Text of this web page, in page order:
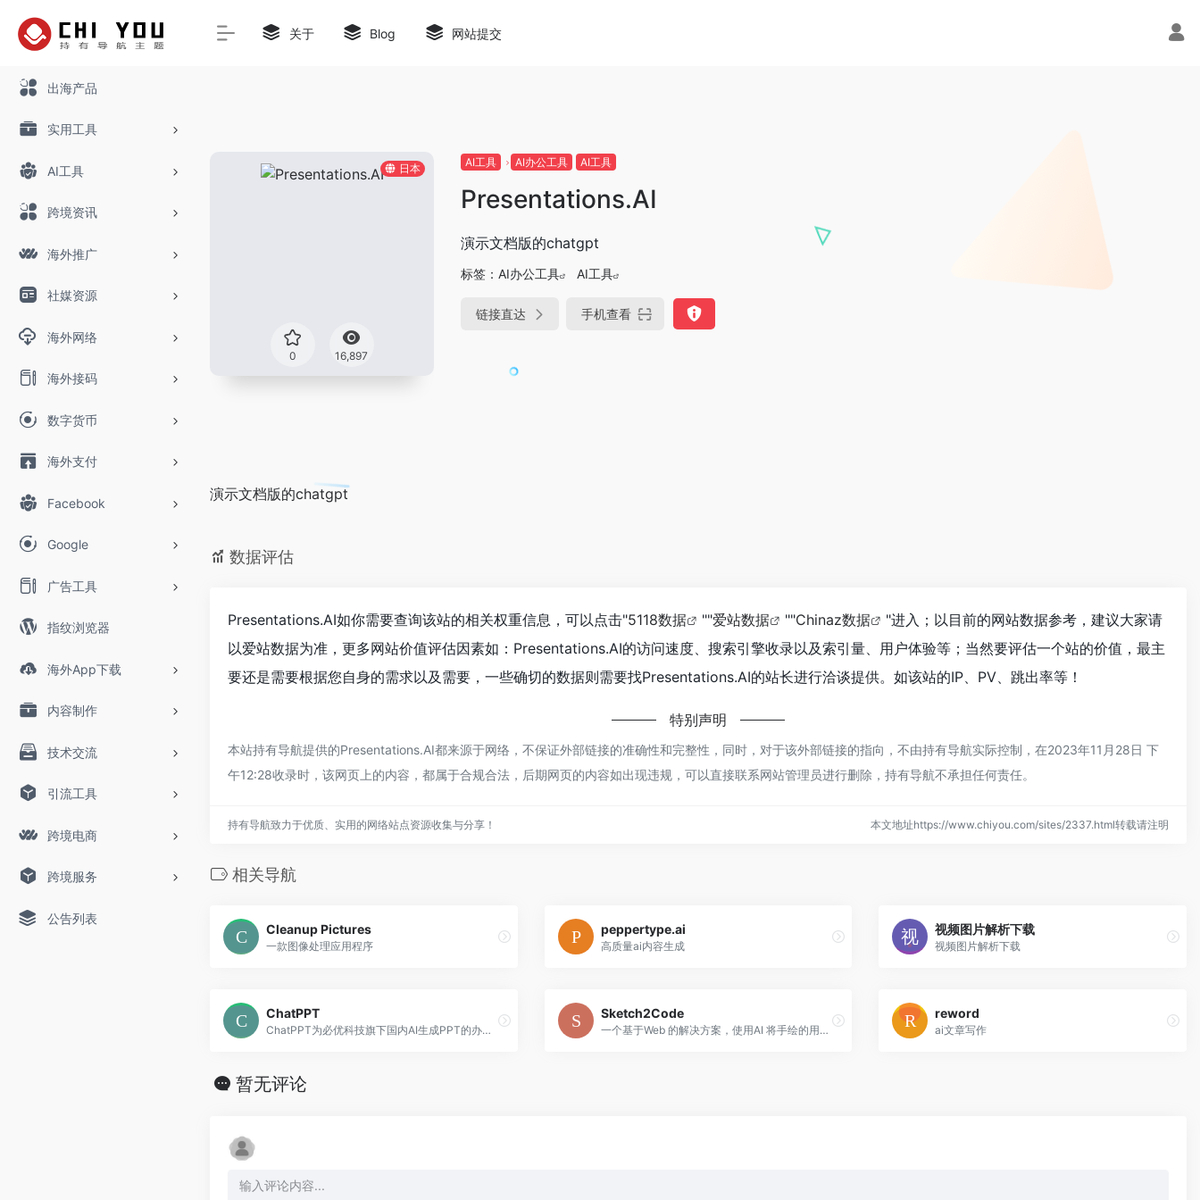
出海产品
实用工具
AI工具
跨境资讯
海外推广
社媒资源
海外网络
海外接码
数字货币
海外支付
Facebook
Google
广告工具
指纹浏览器
海外App下载
内容制作
技术交流
引流工具
跨境电商
跨境服务
公告列表
关于 Blog 网站提交
日本
0 16,897
AI工具 AI办公工具 AI工具
Presentations.AI
演示文档版的chatgpt
标签： AI办公工具 AI工具
链接直达 手机查看
演示文档版的chatgpt
数据评估
Presentations.AI如你需要查询该站的相关权重信息，可以点击"5118数据 ""爱站数据 ""Chinaz数据
"进入；以目前的网站数据参考，建议大家请
以爱站数据为准，更多网站价值评估因素如：Presentations.AI的访问速度、搜索引擎收录以及索引量、用户体验等；当然要评估一个站的价值，最主
要还是需要根据您自身的需求以及需要，一些确切的数据则需要找Presentations.AI的站长进行洽谈提供。如该站的IP、PV、跳出率等！
特别声明
本站持有导航提供的Presentations.AI都来源于网络，不保证外部链接的准确性和完整性，同时，对于该外部链接的指向，不由持有导航实际控制，在2023年11月28日 下
午12:28收录时，该网页上的内容，都属于合规合法，后期网页的内容如出现违规，可以直接联系网站管理员进行删除，持有导航不承担任何责任。
持有导航致力于优质、实用的网络站点资源收集与分享！ 本文地址https://www.chiyou.com/sites/2337.html转载请注明
相关导航
Cleanup Pictures
一款图像处理应用程序
peppertype.ai
高质量ai内容生成
视频图片解析下载
视频图片解析下载
ChatPPT
ChatPPT为必优科技旗下国内AI生成PPT的办公产品，基于AI Chat指令式内容生成与创作，辅助职场办公人工更高效去创作PPT文档，目前接入超过350+指令集，可以在1分钟内完成全篇PPT生成、设计与排版。
Sketch2Code
一个基于Web 的解决方案，使用AI 将手绘的用户界面草图转换为可用的HTML 代码
reword
ai文章写作
暂无评论